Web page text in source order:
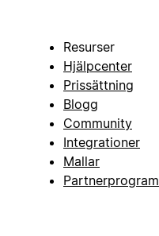
Resurser
Hjälpcenter
Prissättning
Blogg
Community
Integrationer
Mallar
Partnerprogram